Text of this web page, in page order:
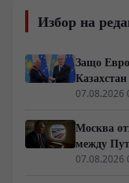
Избор на
Защо
07.08.2026
Москва
между
07.08.2026